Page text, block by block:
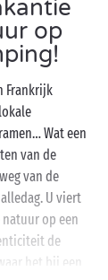
op
Frankrijk
Wat een
van de
van de
U viert
op een
de
het bij een